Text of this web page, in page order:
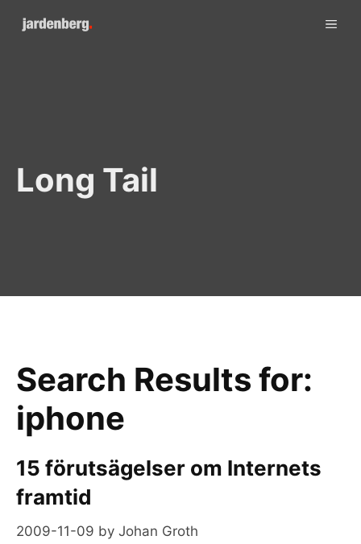
Long Tail
Search Results for:
iphone
15 förutsägelser om Internets
framtid
2009-11-09 by Johan Groth